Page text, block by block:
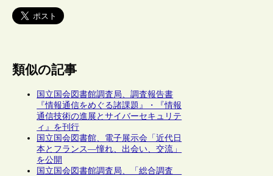
類似の記事
国立国会図書館調査局、調査報告書
『情報通信をめぐる諸課題』・『情報
通信技術の進展とサイバーセキュリテ
ィ』を刊行
国立国会図書館、電子展示会「近代日
本とフランス―憧れ、出会い、交流」
を公開
国立国会図書館調査局、「総合調査